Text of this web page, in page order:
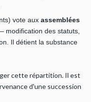
vote aux assemblées
modification des statuts,
Il détient la substance
cette répartition. Il est
d'une succession